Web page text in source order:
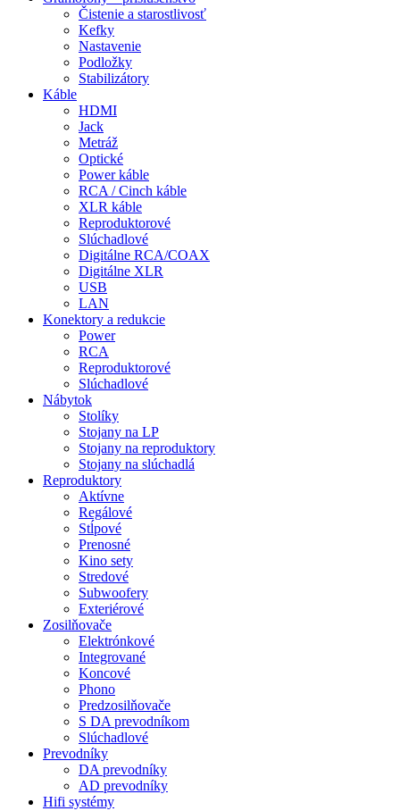
Čistenie a starostlivosť
Kefky
Nastavenie
Podložky
Stabilizátory
Káble
HDMI
Jack
Metráž
Optické
Power káble
RCA / Cinch káble
XLR káble
Reproduktorové
Slúchadlové
Digitálne RCA/COAX
Digitálne XLR
USB
LAN
Konektory a redukcie
Power
RCA
Reproduktorové
Slúchadlové
Nábytok
Stolíky
Stojany na LP
Stojany na reproduktory
Stojany na slúchadlá
Reproduktory
Aktívne
Regálové
Stĺpové
Prenosné
Kino sety
Stredové
Subwoofery
Exteriérové
Zosilňovače
Elektrónkové
Integrované
Koncové
Phono
Predzosilňovače
S DA prevodníkom
Slúchadlové
Prevodníky
DA prevodníky
AD prevodníky
Hifi systémy